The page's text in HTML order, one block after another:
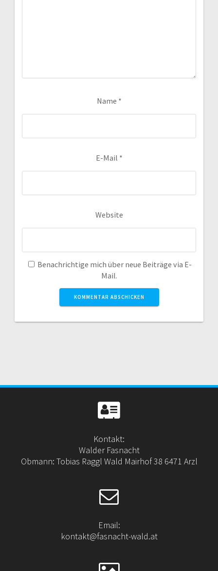
Name *
E-Mail *
Website
Benachrichtige mich über neue Beiträge via E-
Mail.
Kontakt:
Walder Fasnacht
Obmann: Tobias Raggl Wald Mairhof 38 6471 Arzl
Email:
kontakt@fasnacht-wald.at